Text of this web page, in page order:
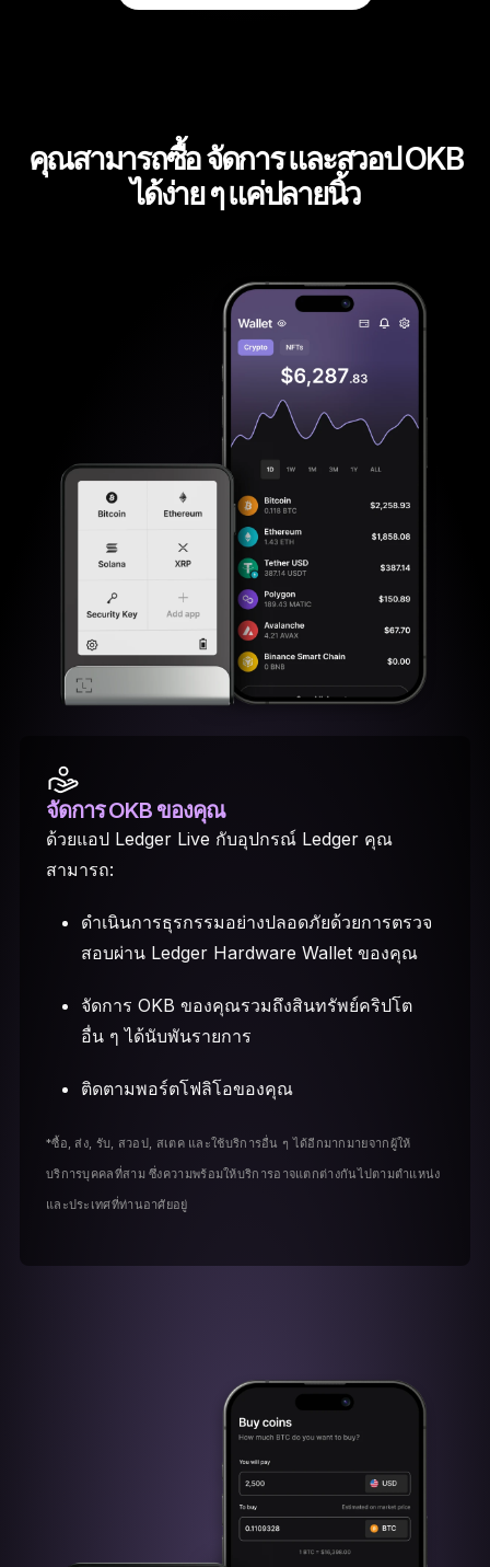
คุณสามารถซื้อ จัดการ และสวอป OKB
ได้ง่าย ๆ แค่ปลายนิ้ว
จัดการ OKB ของคุณ
ด้วยแอป Ledger Live กับอุปกรณ์ Ledger คุณ
สามารถ:
ดำเนินการธุรกรรมอย่างปลอดภัยด้วยการตรวจ
สอบผ่าน Ledger Hardware Wallet ของคุณ
จัดการ OKB ของคุณรวมถึงสินทรัพย์คริปโต
อื่น ๆ ได้นับพันรายการ
ติดตามพอร์ตโฟลิโอของคุณ
*ซื้อ, ส่ง, รับ, สวอป, สเตค และใช้บริการอื่น ๆ ได้อีกมากมายจากผู้ให้
บริการบุคคลที่สาม ซึ่งความพร้อมให้บริการอาจแตกต่างกันไปตามตำแหน่ง
และประเทศที่ท่านอาศัยอยู่